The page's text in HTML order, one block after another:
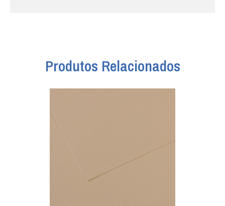
Produtos Relacionados